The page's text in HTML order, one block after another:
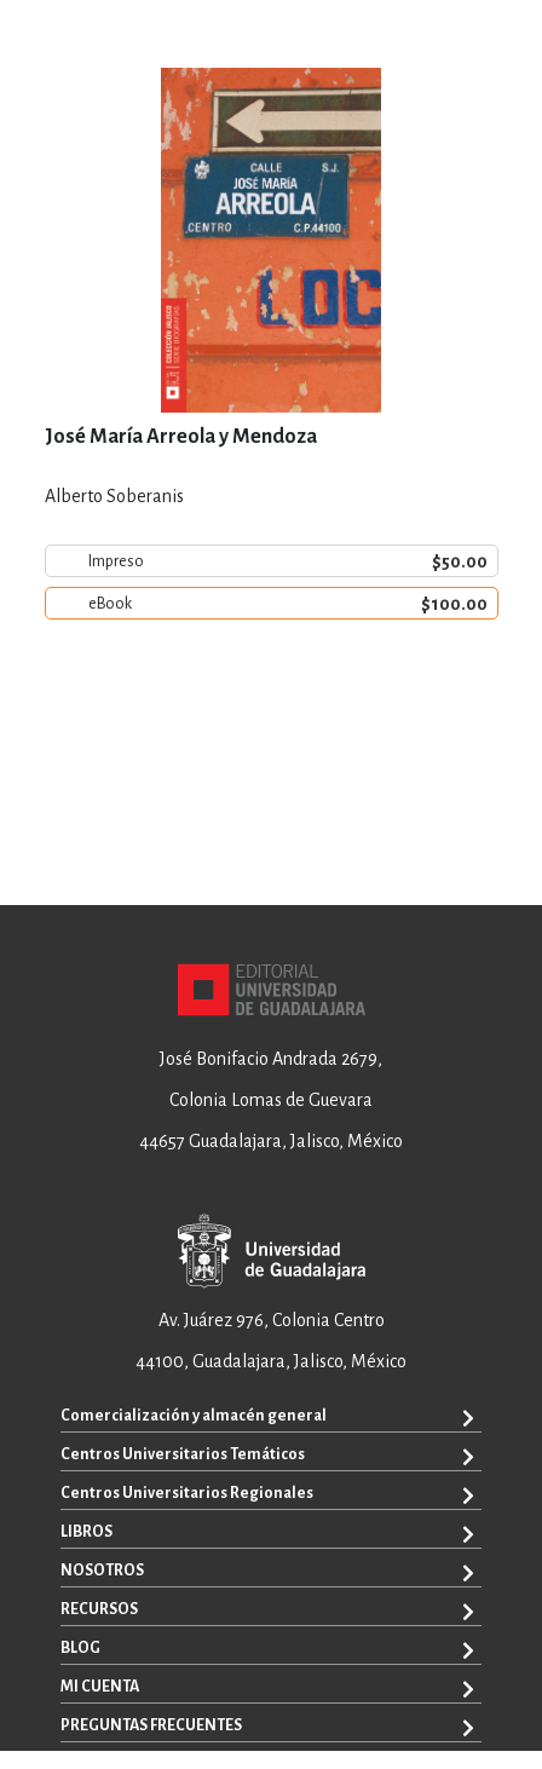
José María Arreola y Mendoza
Alberto Soberanis
Impreso $50.00
eBook $100.00
José Bonifacio Andrada 2679,
Colonia Lomas de Guevara
44657 Guadalajara, Jalisco, México
Av. Juárez 976, Colonia Centro
44100, Guadalajara, Jalisco, México
Comercialización y almacén general
ventas@editorial.udg.mx
WhatsApp: +52 33 1433 6869
Centros Universitarios Temáticos
CUAAD
CUCEA
CUCBA
CUCEI
CUCSH
Centros Universitarios Regionales
CUAAD
CUCBA
CUCOSTA
CUCHAPALA
CUCSH
CUSUR
LIBROS
TODOS LOS LIBROS
E-BOOKS
CATÁLOGOS
NOSOTROS
SOBRE NOSOTROS
CONTACTO
RECURSOS
PROMOCIONALES
CONVOCATORIAS
BLOG
LA VENTANA ROJA
MI CUENTA
REGISTRO
PREGUNTAS FRECUENTES